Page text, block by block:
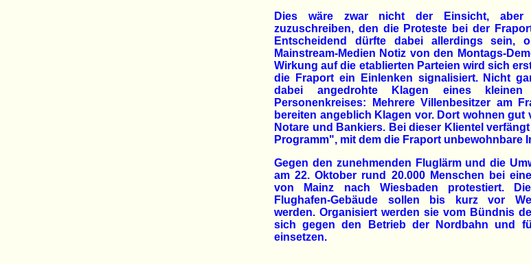
Dies wäre zwar nicht der Einsicht, aber
zuzuschreiben, den die Proteste bei der
Entscheidend dürfte dabei allerdings sein,
Mainstream-Medien Notiz von den Montags-
Wirkung auf die etablierten Parteien wird sich
die Fraport ein Einlenken signalisiert. Nicht
dabei angedrohte Klagen eines kleinen
Personenkreises: Mehrere Villenbesitzer am
bereiten angeblich Klagen vor. Dort wohnen gut
Notare und Bankiers. Bei dieser Klientel
Programm", mit dem die Fraport unbewohnbare
Gegen den zunehmenden Fluglärm und die
am 22. Oktober rund 20.000 Menschen bei
von Mainz nach Wiesbaden protestiert.
Flughafen-Gebäude sollen bis kurz vor
werden. Organisiert werden sie vom Bündnis
sich gegen den Betrieb der Nordbahn und
einsetzen.